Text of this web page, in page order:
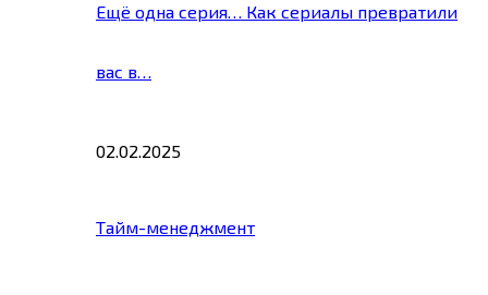
Ещё одна серия… Как сериалы превратили
вас в…
02.02.2025
Тайм-менеджмент